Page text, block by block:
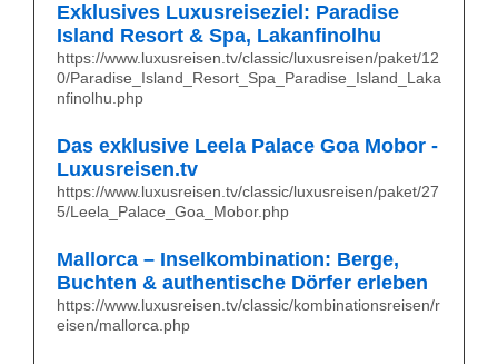
Exklusives Luxusreiseziel: Paradise
Island Resort & Spa, Lakanfinolhu
https://www.luxusreisen.tv/classic/luxusreisen/paket/12
0/Paradise_Island_Resort_Spa_Paradise_Island_Laka
nfinolhu.php
Das exklusive Leela Palace Goa Mobor -
Luxusreisen.tv
https://www.luxusreisen.tv/classic/luxusreisen/paket/27
5/Leela_Palace_Goa_Mobor.php
Mallorca – Inselkombination: Berge,
Buchten & authentische Dörfer erleben
https://www.luxusreisen.tv/classic/kombinationsreisen/r
eisen/mallorca.php